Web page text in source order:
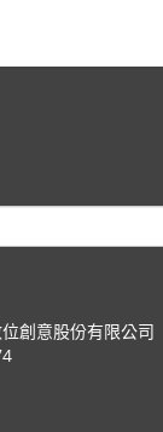
創意股份有限公司